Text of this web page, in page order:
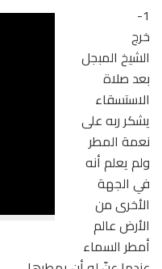
1-
خرج
الشيخ المبجل
بعد صلاة
الاستسقاء
يشكر ربه على
نعمة المطر
ولم يعلم أنه
في الجهة
الأخرى من
الأرض عالم
أمطر السماء